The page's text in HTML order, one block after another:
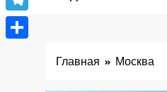
Главная Москва
Telegram